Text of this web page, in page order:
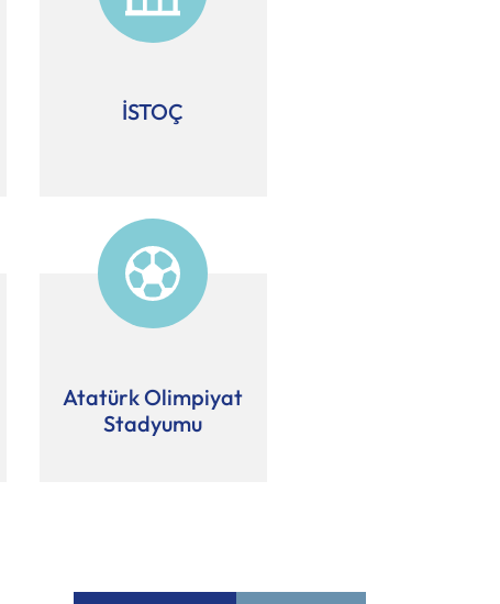
İSTOÇ
Atatürk Olimpiyat
Stadyumu